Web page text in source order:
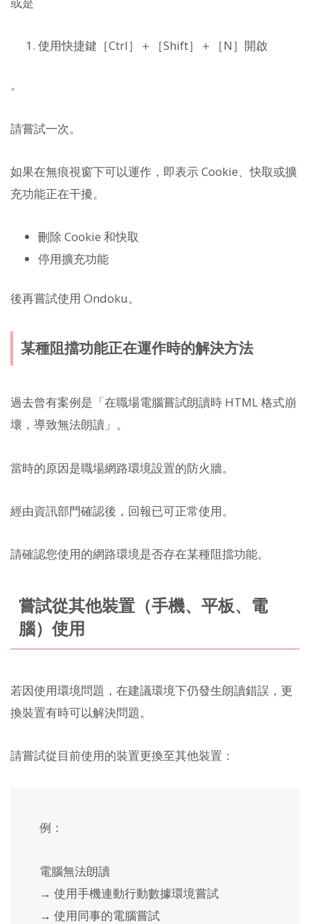
使用快捷鍵［Ctrl］＋［Shift］＋［N］開啟
。
請嘗試一次。
如果在無痕視窗下可以運作，即表示 Cookie、快取或擴
充功能正在干擾。
刪除 Cookie 和快取
停用擴充功能
後再嘗試使用 Ondoku。
某種阻擋功能正在運作時的解決方法
過去曾有案例是「在職場電腦嘗試朗讀時 HTML 格式崩
壞，導致無法朗讀」。
當時的原因是職場網路環境設置的防火牆。
經由資訊部門確認後，回報已可正常使用。
請確認您使用的網路環境是否存在某種阻擋功能。
嘗試從其他裝置（手機、平板、電
腦）使用
若因使用環境問題，在建議環境下仍發生朗讀錯誤，更
換裝置有時可以解決問題。
請嘗試從目前使用的裝置更換至其他裝置：
例：
電腦無法朗讀
→ 使用手機連動行動數據環境嘗試
→ 使用同事的電腦嘗試